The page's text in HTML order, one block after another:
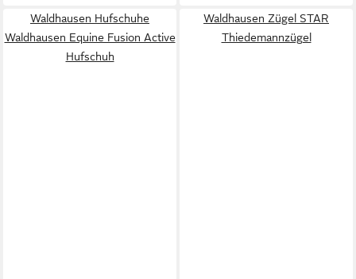
Waldhausen Hufschuhe
Waldhausen Equine Fusion Active
Hufschuh
Waldhausen Zügel STAR
Thiedemannzügel